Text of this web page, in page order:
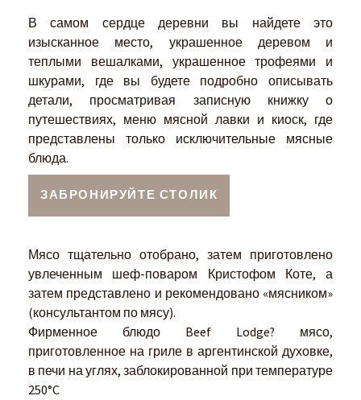
В самом сердце деревни вы найдете это
изысканное место, украшенное деревом и
теплыми вешалками, украшенное трофеями и
шкурами, где вы будете подробно описывать
детали, просматривая записную книжку о
путешествиях, меню мясной лавки и киоск, где
представлены только исключительные мясные
блюда.
ЗАБРОНИРУЙТЕ СТОЛИК
Мясо тщательно отобрано, затем приготовлено
увлеченным шеф-поваром Кристофом Коте, а
затем представлено и рекомендовано «мясником»
(консультантом по мясу).
Фирменное блюдо Beef Lodge? мясо,
приготовленное на гриле в аргентинской духовке,
в печи на углях, заблокированной при температуре
250°C